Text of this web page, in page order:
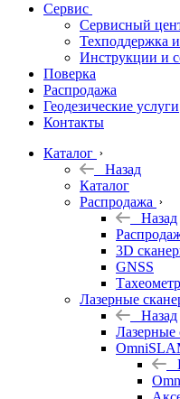
Софт
Георадары
Акции
Гидрография
Подбор
оборудования
по задачам
Архив
Геодезическое
оборудование
Сервис
Сервисный
Техподдержка
Инструкции и
Поверка
Распродажа
Геодезические услуги
Контакты
Каталог
Назад
Каталог
Распродажа
Назад
3D
GNSS
Лазерные
Назад
Лазерные